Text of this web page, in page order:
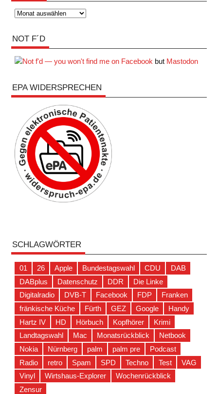
Archiv
NOT F´D
but Mastodon
EPA WIDERSPRECHEN
SCHLAGWÖRTER
01 26 Apple Bundestagswahl CDU
DAB
DABplus
Datenschutz DDR
Die Linke
Digitalradio
DVB-T Facebook FDP
Franken
fränkische Küche
Fürth GEZ Google
Handy
Hartz IV
HD Hörbuch Kopfhörer
Krimi
Landtagswahl
Mac Monatsrückblick
Netbook
Nokia
Nürnberg palm palm pre
Podcast
Radio
retro Spam SPD Techno Test
VAG
Vinyl
Wirtshaus-Explorer
Wochenrückblick
Zensur